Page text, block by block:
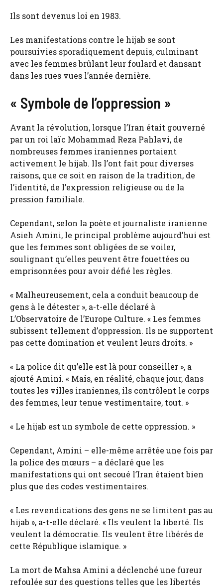
Ils sont devenus loi en 1983.
Les manifestations contre le hijab se sont
poursuivies sporadiquement depuis, culminant
avec les femmes brûlant leur foulard et dansant
dans les rues vues l’année dernière.
« Symbole de l’oppression »
Avant la révolution, lorsque l’Iran était gouverné
par un roi laïc Mohammad Reza Pahlavi, de
nombreuses femmes iraniennes portaient
activement le hijab. Ils l’ont fait pour diverses
raisons, que ce soit en raison de la tradition, de
l’identité, de l’expression religieuse ou de la
pression familiale.
Cependant, selon la poète et journaliste iranienne
Asieh Amini, le principal problème aujourd’hui est
que les femmes sont obligées de se voiler,
soulignant qu’elles peuvent être fouettées ou
emprisonnées pour avoir défié les règles.
« Malheureusement, cela a conduit beaucoup de
gens à le détester », a-t-elle déclaré à
L’Observatoire de l’Europe Culture. « Les femmes
subissent tellement d’oppression. Ils ne supportent
pas cette domination et veulent leurs droits. »
« La police dit qu’elle est là pour conseiller », a
ajouté Amini. « Mais, en réalité, chaque jour, dans
toutes les villes iraniennes, ils contrôlent le corps
des femmes, leur tenue vestimentaire, tout. »
« Le hijab est un symbole de cette oppression. »
Cependant, Amini – elle-même arrêtée une fois par
la police des mœurs – a déclaré que les
manifestations qui ont secoué l’Iran étaient bien
plus que des codes vestimentaires.
« Les revendications des gens ne se limitent pas au
hijab », a-t-elle déclaré. « Ils veulent la liberté. Ils
veulent la démocratie. Ils veulent être libérés de
cette République islamique. »
La mort de Mahsa Amini a déclenché une fureur
refoulée sur des questions telles que les libertés